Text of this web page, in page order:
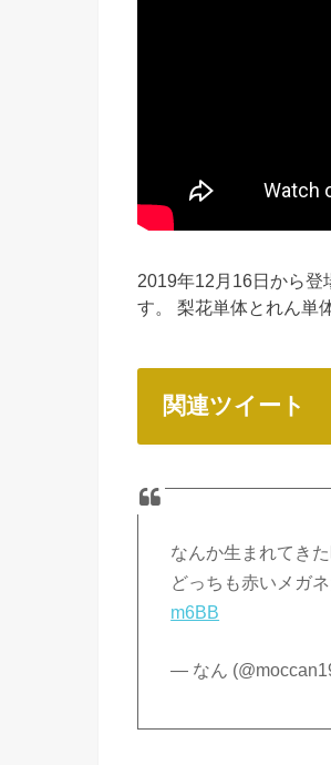
2019年12月16日から登
す。 梨花単体とれん単
関連ツイート
なんか生まれてき
どっちも赤いメガ
m6BB
— なん